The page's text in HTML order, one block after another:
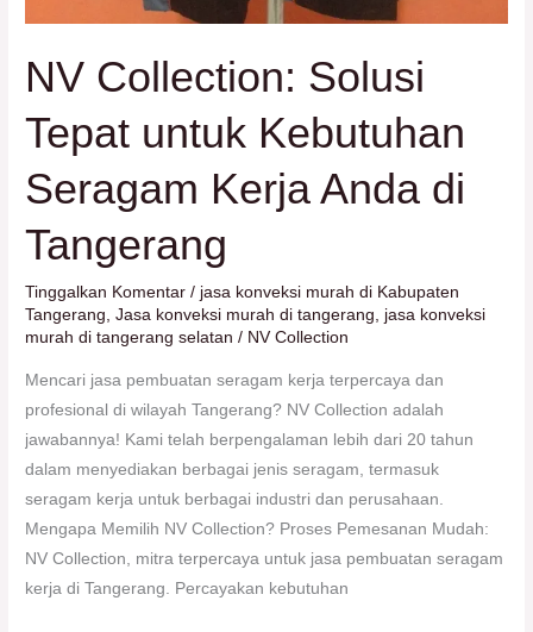
NV Collection: Solusi
Tepat untuk Kebutuhan
Seragam Kerja Anda di
Tangerang
Tinggalkan Komentar / jasa konveksi murah di Kabupaten
Tangerang ,Jasa konveksi murah di tangerang
jasa konveksi
murah di tangerang selatan / NV Collection
Mencari jasa pembuatan seragam kerja terpercaya dan
profesional di wilayah Tangerang? NV Collection adalah
jawabannya! Kami telah berpengalaman lebih dari 20 tahun
dalam menyediakan berbagai jenis seragam, termasuk
seragam kerja untuk berbagai industri dan perusahaan.
Mengapa Memilih NV Collection? Proses Pemesanan Mudah:
NV Collection, mitra terpercaya untuk jasa pembuatan seragam
kerja di Tangerang. Percayakan kebutuhan